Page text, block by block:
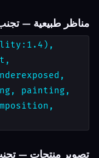
مناظر طبيعية —
painting,
تصوير منتجات —